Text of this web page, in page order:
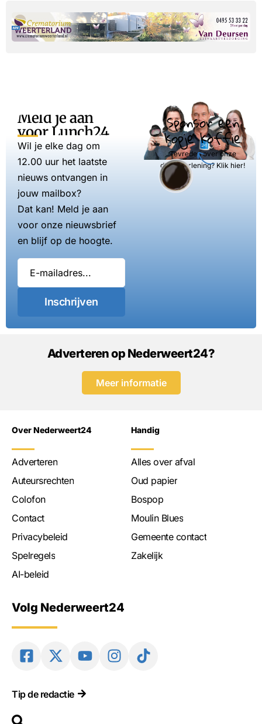
Meld je aan
voor Lunch24
Wil je elke dag om
12.00 uur het laatste
nieuws ontvangen in
jouw mailbox?
Dat kan! Meld je aan
voor onze nieuwsbrief
en blijf op de hoogte.
Inschrijven
Sponsor een
kopje koffie
Tevreden over onze
dienstverlening? Klik hier!
Adverteren op Nederweert24?
Meer informatie
Over Nederweert24
Adverteren
Auteursrechten
Colofon
Contact
Privacybeleid
Spelregels
AI-beleid
Handig
Alles over afval
Oud papier
Bospop
Moulin Blues
Gemeente contact
Zakelijk
Volg Nederweert24
Tip de redactie